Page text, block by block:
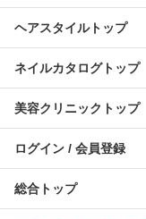
ヘアスタイルトップ
ネイルカタログトップ
美容クリニックトップ
ログイン / 会員登録
総合トップ